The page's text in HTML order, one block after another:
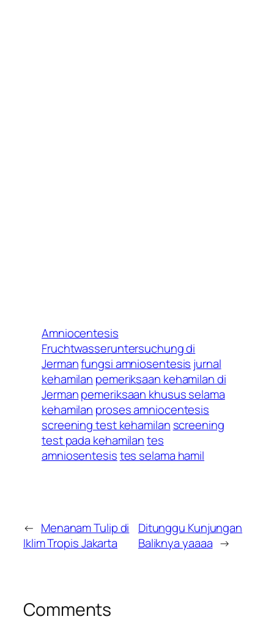
Amniocentesis
Fruchtwasseruntersuchung di
Jermanfungsi amniosentesis jurnal
kehamilan pemeriksaan kehamilan di
Jermanpemeriksaan khusus selama
kehamilan proses amniocentesis
screening test kehamilan screening
test pada kehamilantes
amniosentesistes selama hamil
← Menanam Tulip di
Iklim Tropis Jakarta
Ditunggu Kunjungan
Baliknya yaaaa →
Comments